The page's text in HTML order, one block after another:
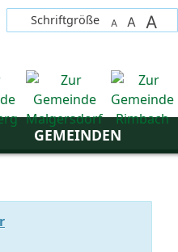
Schriftgröße A A A
GEMEINDEN